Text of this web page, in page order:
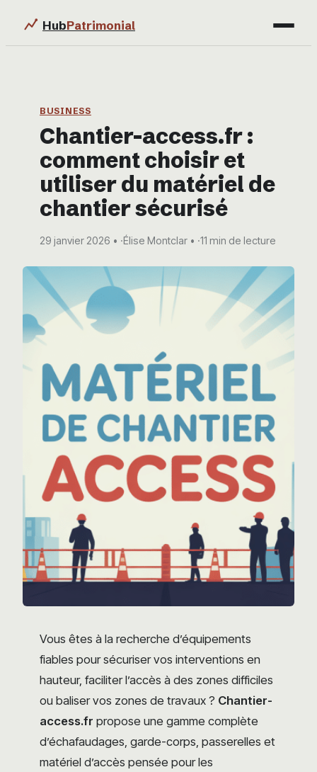
HubPatrimonial
Immobilier
Business
Éducation & Emploi
BUSINESS
Chantier-access.fr :
comment choisir et
utiliser du matériel de
chantier sécurisé
29 janvier 2026 ·Élise Montclar ·11 min de lecture
Vous êtes à la recherche d’équipements
fiables pour sécuriser vos interventions en
hauteur, faciliter l’accès à des zones difficiles
ou baliser vos zones de travaux ? Chantier-
access.fr propose une gamme complète
d’échafaudages, garde-corps, passerelles et
matériel d’accès pensée pour les